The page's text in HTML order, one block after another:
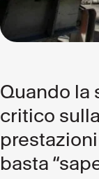
Quando la
critico
basta